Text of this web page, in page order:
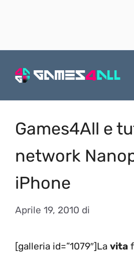
Games4All e
network
iPhone
Aprile 19, 2010 di
[galleria id=”1079″]La vita